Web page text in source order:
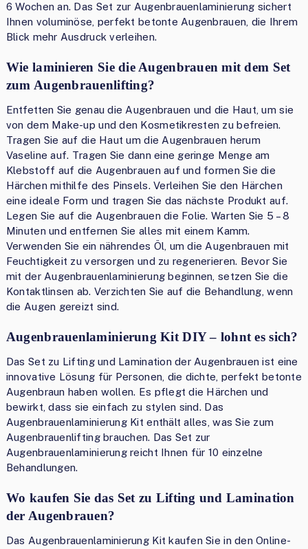
6 Wochen an. Das Set zur Augenbrauenlaminierung sichert
Ihnen voluminöse, perfekt betonte Augenbrauen, die Ihrem
Blick mehr Ausdruck verleihen.
Wie laminieren Sie die Augenbrauen mit dem Set
zum Augenbrauenlifting?
Entfetten Sie genau die Augenbrauen und die Haut, um sie
von dem Make-up und den Kosmetikresten zu befreien.
Tragen Sie auf die Haut um die Augenbrauen herum
Vaseline auf. Tragen Sie dann eine geringe Menge am
Klebstoff auf die Augenbrauen auf und formen Sie die
Härchen mithilfe des Pinsels. Verleihen Sie den Härchen
eine ideale Form und tragen Sie das nächste Produkt auf.
Legen Sie auf die Augenbrauen die Folie. Warten Sie 5 – 8
Minuten und entfernen Sie alles mit einem Kamm.
Verwenden Sie ein nährendes Öl, um die Augenbrauen mit
Feuchtigkeit zu versorgen und zu regenerieren. Bevor Sie
mit der Augenbrauenlaminierung beginnen, setzen Sie die
Kontaktlinsen ab. Verzichten Sie auf die Behandlung, wenn
die Augen gereizt sind.
Augenbrauenlaminierung Kit DIY – lohnt es sich?
Das Set zu Lifting und Lamination der Augenbrauen ist eine
innovative Lösung für Personen, die dichte, perfekt betonte
Augenbraun haben wollen. Es pflegt die Härchen und
bewirkt, dass sie einfach zu stylen sind. Das
Augenbrauenlaminierung Kit enthält alles, was Sie zum
Augenbrauenlifting brauchen. Das Set zur
Augenbrauenlaminierung reicht Ihnen für 10 einzelne
Behandlungen.
Wo kaufen Sie das Set zu Lifting und Lamination
der Augenbrauen?
Das Augenbrauenlaminierung Kit kaufen Sie in den Online-